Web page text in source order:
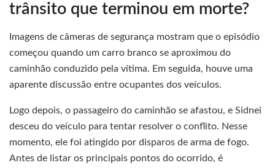
trânsito que terminou em morte?
Imagens de câmeras de segurança mostram que o episódio
começou quando um carro branco se aproximou do
caminhão conduzido pela vítima. Em seguida, houve uma
aparente discussão entre ocupantes dos veículos.
Logo depois, o passageiro do caminhão se afastou, e Sidnei
desceu do veículo para tentar resolver o conflito. Nesse
momento, ele foi atingido por disparos de arma de fogo.
Antes de listar os principais pontos do ocorrido, é